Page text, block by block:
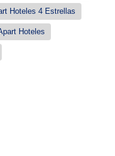
Hoteles 4 Estrellas
Hoteles